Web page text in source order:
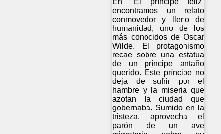
encontramos un relato
conmovedor y lleno de
humanidad, uno de los
más conocidos de Oscar
Wilde. El protagonismo
recae sobre una estatua
de un príncipe antaño
querido. Este príncipe no
deja de sufrir por el
hambre y la miseria que
azotan la ciudad que
gobernaba. Sumido en la
tristeza, aprovecha el
parón de un ave